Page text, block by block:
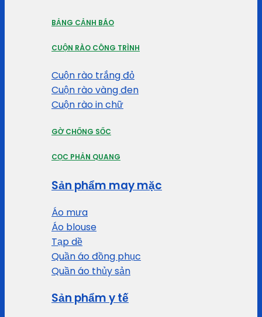
BẢNG CẢNH BÁO
CUỘN RÀO CÔNG TRÌNH
Cuộn rào trắng đỏ
Cuộn rào vàng đen
Cuộn rào in chữ
GỜ CHỐNG SỐC
CỌC PHẢN QUANG
Sản phẩm may mặc
Áo mưa
Áo blouse
Tạp dề
Quần áo đồng phục
Quần áo thủy sản
Sản phẩm y tế